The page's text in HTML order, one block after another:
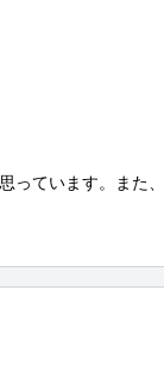
っています。また